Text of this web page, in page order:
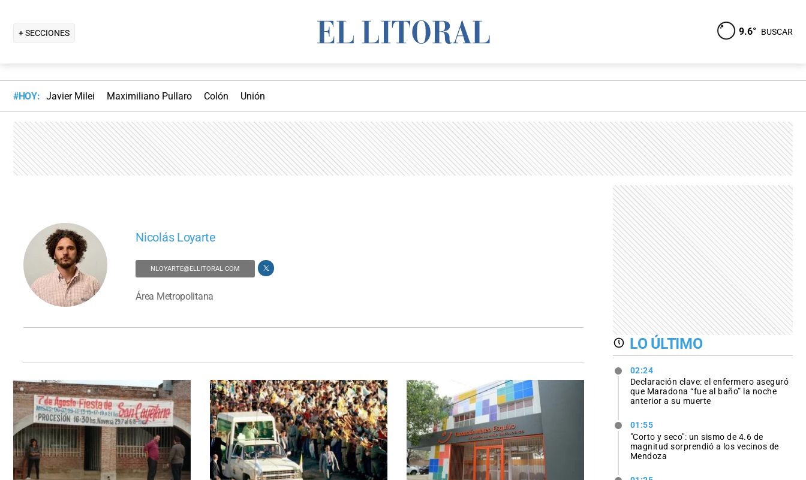
+ SECCIONES 9.6° BUSCAR
#HOY: Javier Milei Maximiliano Pullaro Colón Unión
Nicolás Loyarte
NLOYARTE@ELLITORAL.COM
Área Metropolitana
LO ÚLTIMO
02:24
Declaración clave: el enfermero aseguró
que Maradona “fue al baño” la noche
anterior a su muerte
01:55
"Corto y seco": un sismo de 4.6 de
magnitud sorprendió a los vecinos de
Mendoza